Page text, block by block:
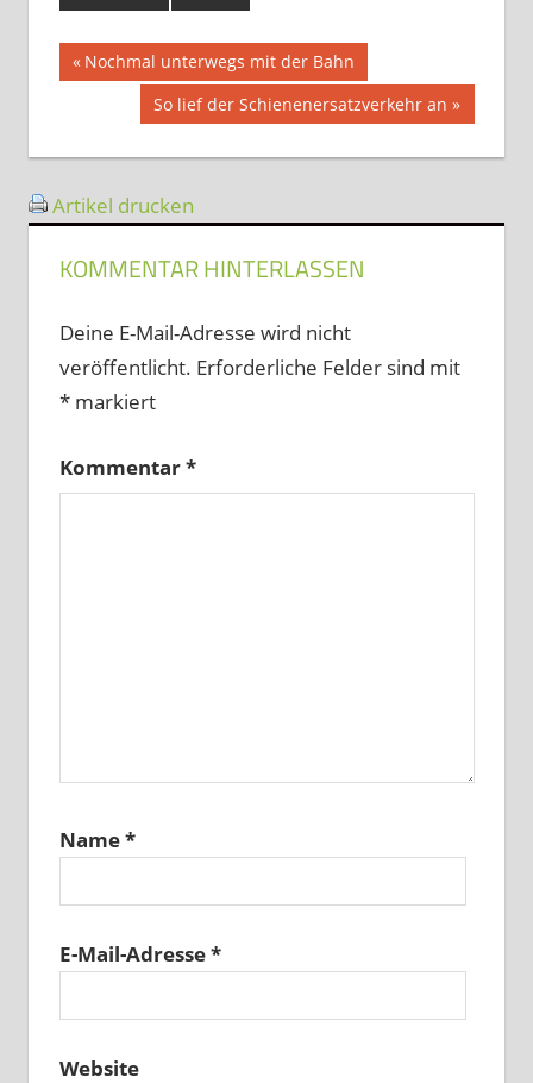
Beitragsnavigation
Vorheriger
Beitrag:
Nochmal unterwegs mit der Bahn
Nächster
Beitrag:
So lief der Schienenersatzverkehr an
Artikel drucken
KOMMENTAR HINTERLASSEN
Deine E-Mail-Adresse wird nicht
veröffentlicht. Erforderliche Felder sind mit
*markiert
Kommentar*
Name*
E-Mail-Adresse*
Website